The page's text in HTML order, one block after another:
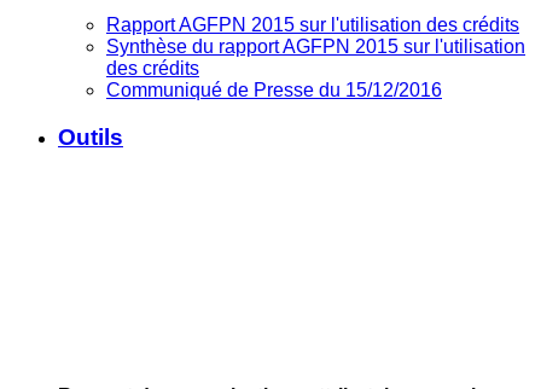
Rapport AGFPN 2015 sur l'utilisation des crédits
Synthèse du rapport AGFPN 2015 sur l'utilisation
des crédits
Communiqué de Presse du 15/12/2016
Outils